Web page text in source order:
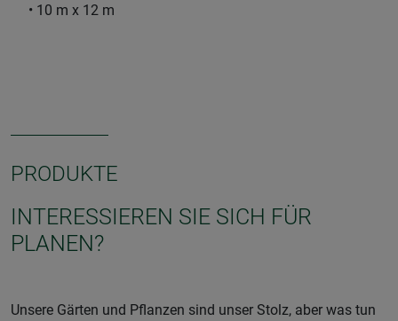
• 10 m x 12 m
PRODUKTE
INTERESSIEREN SIE SICH FÜR
PLANEN?
Unsere Gärten und Pflanzen sind unser Stolz, aber was tun